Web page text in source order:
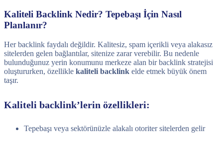
Kaliteli Backlink Nedir? Tepebaşı İçin Nasıl
Planlanır?
Her backlink faydalı değildir. Kalitesiz, spam içerikli veya alakasız
sitelerden gelen bağlantılar, sitenize zarar verebilir. Bu nedenle
bulunduğunuz yerin konumunu merkeze alan bir backlink stratejisi
oluştururken, özellikle kaliteli backlink elde etmek büyük önem
taşır.
Kaliteli backlink’lerin özellikleri:
Tepebaşı veya sektörünüzle alakalı otoriter sitelerden gelir